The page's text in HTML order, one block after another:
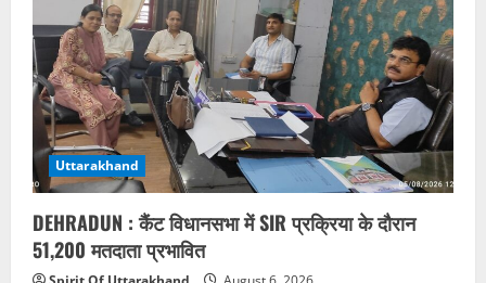
Uttarakhand
DEHRADUN : कैंट विधानसभा में SIR प्रक्रिया के दौरान
51,200 मतदाता प्रभावित